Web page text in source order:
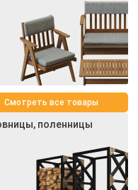
Смотреть все товары
поленницы